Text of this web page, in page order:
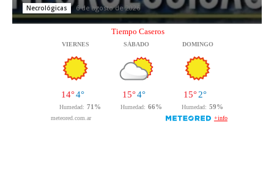
Necrológicas 6 de agosto de 2026